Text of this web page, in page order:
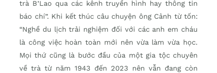
trà B’Lao qua các kênh truyền hình hay thông tin
báo chí”. Khi kết thúc câu chuyện ông Cảnh từ tốn:
“Nghề du lịch trải nghiệm đối với các anh em cháu
là công việc hoàn toàn mới nên vừa làm vừa học.
Mọi thứ cũng là bước đầu của một gia tộc chuyên
về trà từ năm 1943 đến 2023 nên vẫn đang còn